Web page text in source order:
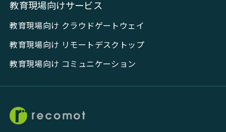
教育現場向けサービス
教育現場向け クラウドゲートウェイ
教育現場向け リモートデスクトップ
教育現場向け コミュニケーション